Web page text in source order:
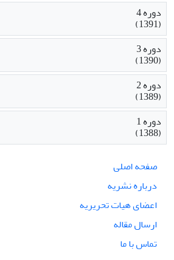
دوره 4
(1391)
دوره 3
(1390)
دوره 2
(1389)
دوره 1
(1388)
صفحه اصلی
درباره نشریه
اعضای هیات تحریریه
ارسال مقاله
تماس با ما